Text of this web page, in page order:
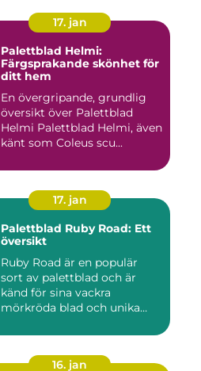
17. jan
Palettblad Helmi:
Färgsprakande skönhet för
ditt hem
En övergripande, grundlig
översikt över Palettblad
Helmi Palettblad Helmi, även
känt som Coleus scu...
17. jan
Palettblad Ruby Road: Ett
översikt
Ruby Road är en populär
sort av palettblad och är
känd för sina vackra
mörkröda blad och unika
16. jan